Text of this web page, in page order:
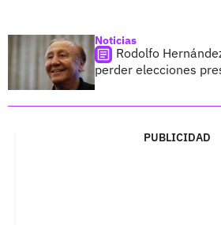
Noticias
Rodolfo
perder elecciones
PUBLICIDAD